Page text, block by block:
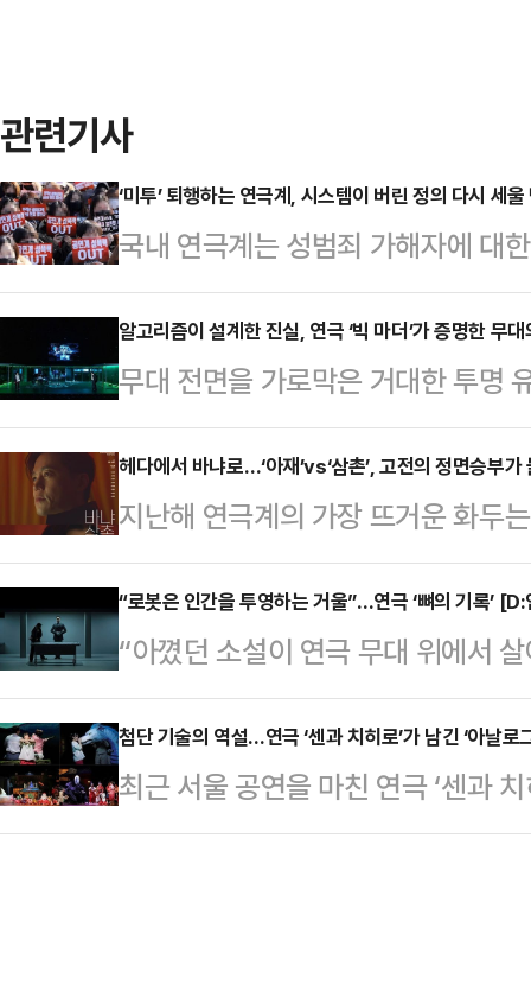
관련기사
‘미투’ 퇴행하는 연극계, 시스템이 버린 정의 다시 세
국내 연극계는 성범죄 가해자에 대
위 수사, 가해 배우의 복귀 시도가
하려 했던 윤리적 기준이 퇴보하고
계와 업계 자정 시스템의 부재 속에
대책 마련이 시급하다는 지적이 나
력범죄의 처벌 등에 관한 특례법 위
표 A씨에 대한 항소심에서 원심의
행유예 2년…
알고리즘이 설계한 진실, 연극 ‘빅 마더’가 증명한 무
무대 전면을 가로막은 거대한 투명
실시간으로 움직이는 라이브 카메
중인 연극 ‘빅 마더’는 아날로그 연
호한 경계를 만들어낸다. 무대를 가
이자 서사를 끌고 가는 동력이다.프
색한 이 연극은, 대선을 앞둔 미국
포와 이를 둘러싼 음모, 그리고 그
더’의 실체…
헤다에서 바냐로…‘아재’vs‘삼촌’, 고전의 정면승부
지난해 연극계의 가장 뜨거운 화두
에 올린 ‘헤다 가블러’였다. 헨리크
장의 대결은 관객들에게 ‘비교 관람
이를 키우는 결과를 낳았다.그리고
씨’를 통해 다시 한 번 정면승부에
한 ‘바냐 삼촌’(5월 7일~31일 LG
은 한국적 정서를 덧입힌 ‘반야 아
…
“로봇은 인간을 투영하는 거울”…연극 ‘뼈의 기록’
“아꼈던 소설이 연극 무대 위에서
을 만큼 벅참이 느껴져요.”(천선란
으로 ‘밤에 찾아오는 구원자’를 무
가 ‘뼈의 기록’으로 다시 만났다. 스
만남은 작가의 상상력 속에만 존재
첨단 기술의 역설…연극 ‘센과 치히로’가 남긴 ‘아날로
최근 서울 공연을 마친 연극 ‘센과
100%를 상회하며 유료 점유율